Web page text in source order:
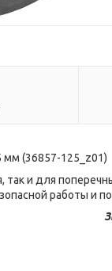
(36857-125_z01)
и для
работы и